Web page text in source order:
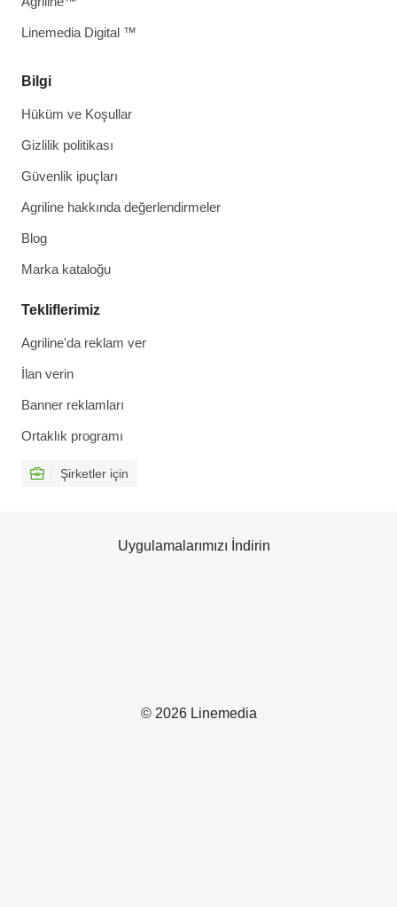
Bilgi
Hüküm ve Koşullar
Gizlilik politikası
Güvenlik ipuçları
Agriline hakkında değerlendirmeler
Blog
Marka kataloğu
Tekliflerimiz
Agriline'da reklam ver
İlan verin
Banner reklamları
Ortaklık programı
Şirketler için
Linemedia Digital ™
© 2026 Linemedia
Uygulamalarımızı İndirin